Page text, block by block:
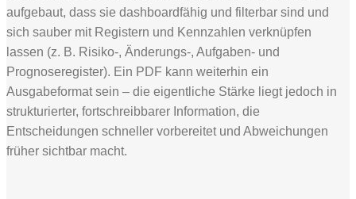
aufgebaut, dass sie dashboardfähig und filterbar sind und
sich sauber mit Registern und Kennzahlen verknüpfen
lassen (z. B. Risiko-, Änderungs-, Aufgaben- und
Prognoseregister). Ein PDF kann weiterhin ein
Ausgabeformat sein – die eigentliche Stärke liegt jedoch in
strukturierter, fortschreibbarer Information, die
Entscheidungen schneller vorbereitet und Abweichungen
früher sichtbar macht.